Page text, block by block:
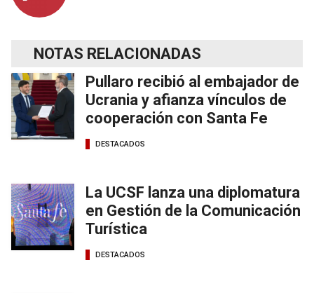
NOTAS RELACIONADAS
Pullaro recibió al embajador de
Ucrania y afianza vínculos de
cooperación con Santa Fe
DESTACADOS
La UCSF lanza una diplomatura
en Gestión de la Comunicación
Turística
DESTACADOS